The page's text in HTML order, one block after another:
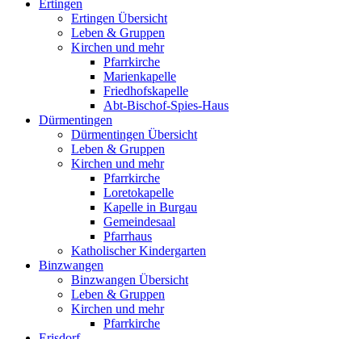
Ertingen
Ertingen Übersicht
Leben & Gruppen
Kirchen und mehr
Pfarrkirche
Marienkapelle
Friedhofskapelle
Abt-Bischof-Spies-Haus
Dürmentingen
Dürmentingen Übersicht
Leben & Gruppen
Kirchen und mehr
Pfarrkirche
Loretokapelle
Kapelle in Burgau
Gemeindesaal
Pfarrhaus
Katholischer Kindergarten
Binzwangen
Binzwangen Übersicht
Leben & Gruppen
Kirchen und mehr
Pfarrkirche